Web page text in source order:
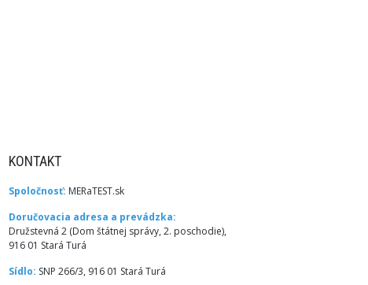
KONTAKT
Spoločnosť: MERaTEST.sk
Doručovacia adresa a prevádzka:
Družstevná 2 (Dom štátnej správy, 2. poschodie),
916 01 Stará Turá
Sídlo: SNP 266/3, 916 01 Stará Turá